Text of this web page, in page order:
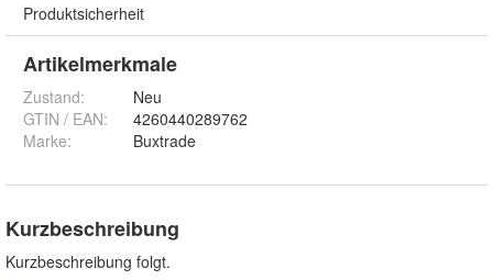
Produktsicherheit
Artikelmerkmale
Zustand:
Neu
GTIN / EAN:
4260440289762
Marke:
Buxtrade
Kurzbeschreibung
Kurzbeschreibung folgt.